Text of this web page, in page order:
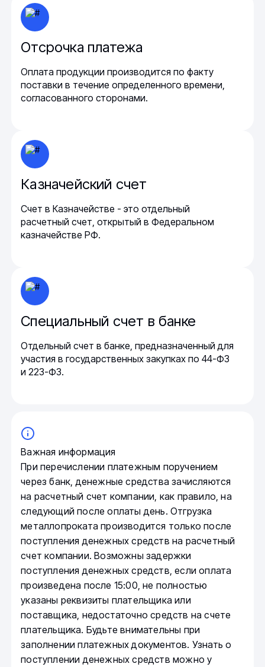
Отсрочка платежа
Оплата продукции производится по факту
поставки в течение определенного времени,
согласованного сторонами.
Казначейский счет
Счет в Казначействе - это отдельный
расчетный счет, открытый в Федеральном
казначействе РФ.
Специальный счет в банке
Отдельный счет в банке, предназначенный для
участия в государственных закупках по 44-ФЗ
и 223-ФЗ.
Важная информация
При перечислении платежным поручением
через банк, денежные средства зачисляются
на расчетный счет компании, как правило, на
следующий после оплаты день. Отгрузка
металлопроката производится только после
поступления денежных средств на расчетный
счет компании. Возможны задержки
поступления денежных средств, если оплата
произведена после 15:00, не полностью
указаны реквизиты плательщика или
поставщика, недостаточно средств на счете
плательщика. Будьте внимательны при
заполнении платежных документов. Узнать о
поступлении денежных средств можно у